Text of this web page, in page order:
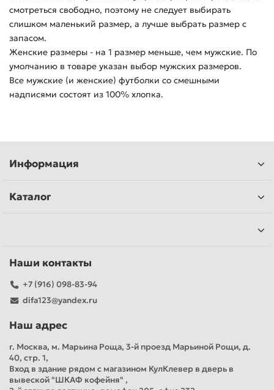
смотреться свободно, поэтому не следует выбирать
слишком маленький размер, а лучше выбрать размер с
запасом.
Женские размеры - на 1 размер меньше, чем мужские. По
умолчанию в товаре указан выбор мужских размеров.
Все мужские (и женские) футболки со смешными
надписями состоят из 100% хлопка.
Информация
Каталог
Наши контакты
+7 (916) 098-83-94
difa123@yandex.ru
Наш адрес
г. Москва, м. Марьина Роща, 3-й проезд Марьиной Рощи, д.
40, стр. 1,
Вход в здание рядом с магазином КулКлевер в дверь в
вывеской "ШКАФ кофейня" ,